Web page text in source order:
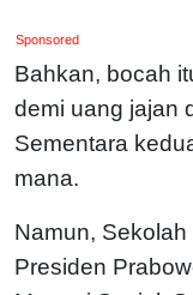
Sponsored
Bahkan, bocah
demi uang jajan
Sementara
mana.
Namun,
Presiden